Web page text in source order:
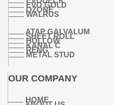
EVO GOLD
OZONE
WALRUS
ATAP GALVALUM
SHEET ROLL
HOLLOW
KANAL C
RENG
METAL STUD
OUR COMPANY
HOME